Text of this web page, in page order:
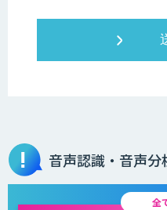
音声認識・音声分
全